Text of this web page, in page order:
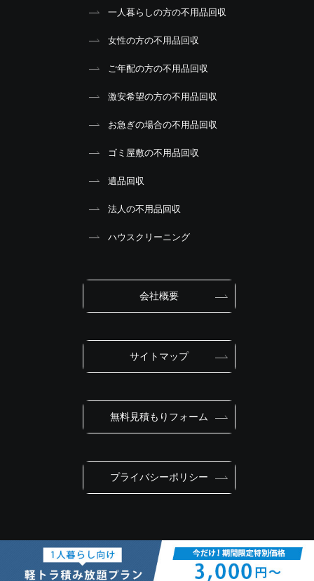
一人暮らしの方の不用品回収
女性の方の不用品回収
ご年配の方の不用品回収
激安希望の方の不用品回収
お急ぎの場合の不用品回収
ゴミ屋敷の不用品回収
遺品回収
法人の不用品回収
ハウスクリーニング
会社概要
サイトマップ
無料見積もりフォーム
プライバシーポリシー
© Powers